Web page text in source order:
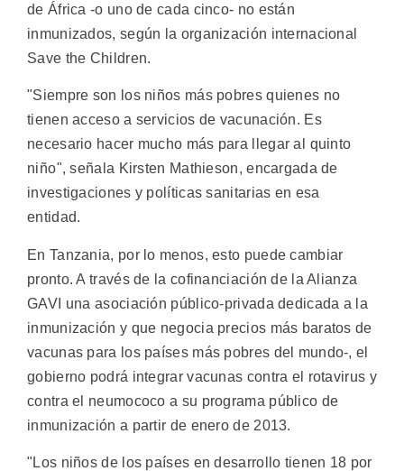
de África -o uno de cada cinco- no están
inmunizados, según la organización internacional
Save the Children.
"Siempre son los niños más pobres quienes no
tienen acceso a servicios de vacunación. Es
necesario hacer mucho más para llegar al quinto
niño", señala Kirsten Mathieson, encargada de
investigaciones y políticas sanitarias en esa
entidad.
En Tanzania, por lo menos, esto puede cambiar
pronto. A través de la cofinanciación de la Alianza
GAVI una asociación público-privada dedicada a la
inmunización y que negocia precios más baratos de
vacunas para los países más pobres del mundo-, el
gobierno podrá integrar vacunas contra el rotavirus y
contra el neumococo a su programa público de
inmunización a partir de enero de 2013.
"Los niños de los países en desarrollo tienen 18 por